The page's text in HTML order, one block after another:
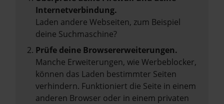
Internetverbindung.
Laden andere Webseiten, zum Beispiel
deine Suchmaschine?
Prüfe deine Browsererweiterungen.
Manche Erweiterungen, wie Werbeblocker,
können das Laden bestimmter Seiten
verhindern. Funktioniert die Seite in einem
anderen Browser oder in einem privaten